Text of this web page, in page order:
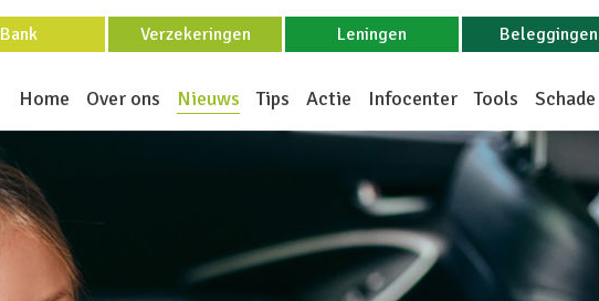
Bank Verzekeringen Leningen Beleggingen
Home Over ons Nieuws Tips Actie Infocenter Tools Schade